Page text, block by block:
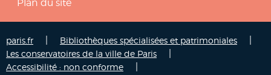
Plan du site
paris.fr Bibliothèques spécialisées et patrimoniales
Les conservatoires de la ville de Paris
Accessibilité : non conforme